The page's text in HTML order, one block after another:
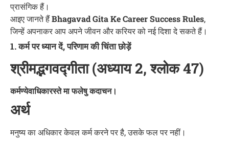
प्रासंगिक हैं।
आइए जानते हैंBhagavad Gita Ke Career Success Rules,
जिन्हें अपनाकर आप अपने जीवन और करियर को नई दिशा दे सकते हैं।
1. कर्म पर ध्यान दें, परिणाम की चिंता छोड़ें
श्रीमद्भगवद्गीता (अध्याय 2, श्लोक 47)
कर्मण्येवाधिकारस्ते मा फलेषु कदाचन।
अर्थ
मनुष्य का अधिकार केवल कर्म करने पर है, उसके फल पर नहीं।